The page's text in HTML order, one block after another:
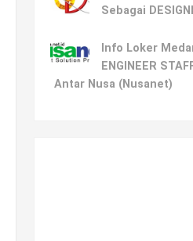
Sebagai
Info Loker
ENGINEER
Antar Nusa (Nusanet)